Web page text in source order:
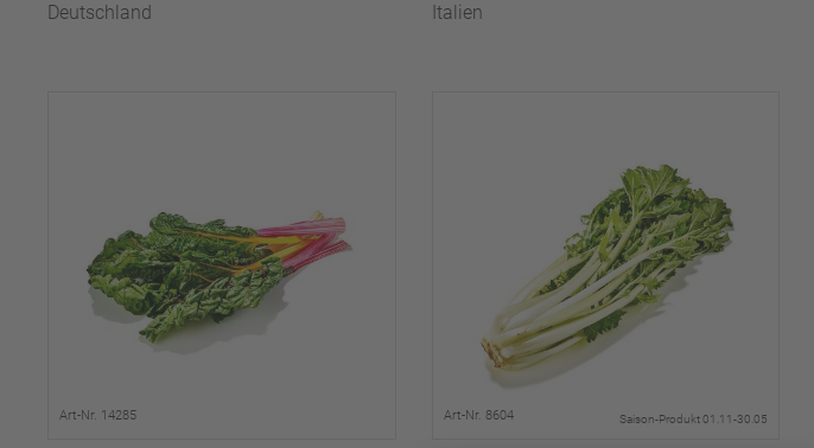
Deutschland
Italien
Art-Nr. 14285 Art-Nr. 8604 Saison-Produkt 01.11-30.05